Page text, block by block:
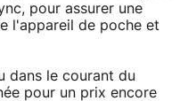
pour assurer une
l'appareil de poche et
dans le courant du
pour un prix encore